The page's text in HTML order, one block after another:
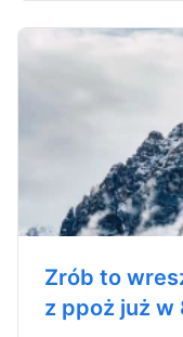
Zrób to
z ppoż już w